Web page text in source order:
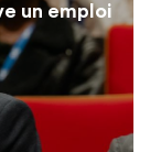
un emploi